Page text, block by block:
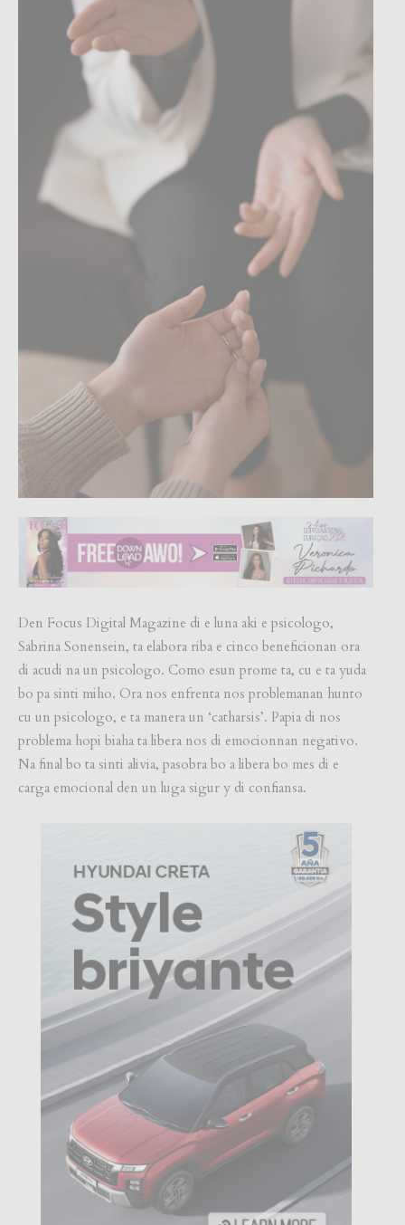
Den Focus Digital Magazine di e luna aki e psicologo,
Sabrina Sonensein, ta elabora riba e cinco beneficionan ora
di acudi na un psicologo. Como esun prome ta, cu e ta yuda
bo pa sinti miho. Ora nos enfrenta nos problemanan hunto
cu un psicologo, e ta manera un ‘catharsis’. Papia di nos
problema hopi biaha ta libera nos di emocionnan negativo.
Na final bo ta sinti alivia, pasobra bo a libera bo mes di e
carga emocional den un luga sigur y di confiansa.